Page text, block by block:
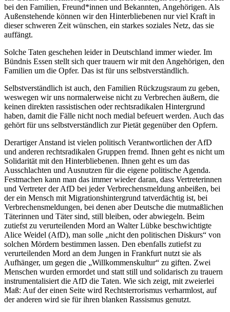
bei den Familien, Freund*innen und Bekannten, Angehörigen. Als
Außenstehende können wir den Hinterbliebenen nur viel Kraft in
dieser schweren Zeit wünschen, ein starkes soziales Netz, das sie
auffängt.
Solche Taten geschehen leider in Deutschland immer wieder. Im
Bündnis Essen stellt sich quer trauern wir mit den Angehörigen, den
Familien um die Opfer. Das ist für uns selbstverständlich.
Selbstverständlich ist auch, den Familien Rückzugsraum zu geben,
weswegen wir uns normalerweise nicht zu Verbrechen äußern, die
keinen direkten rassistischen oder rechtsradikalen Hintergrund
haben, damit die Fälle nicht noch medial befeuert werden. Auch das
gehört für uns selbstverständlich zur Pietät gegenüber den Opfern.
Derartiger Anstand ist vielen politisch Verantwortlichen der AfD
und anderen rechtsradikalen Gruppen fremd. Ihnen geht es nicht um
Solidarität mit den Hinterbliebenen. Ihnen geht es um das
Ausschlachten und Ausnutzen für die eigene politische Agenda.
Festmachen kann man das immer wieder daran, dass Vertreterinnen
und Vertreter der AfD bei jeder Verbrechensmeldung anbeißen, bei
der ein Mensch mit Migrationshintergrund tatverdächtig ist, bei
Verbrechensmeldungen, bei denen aber Deutsche die mutmaßlichen
Täterinnen und Täter sind, still bleiben, oder abwiegeln. Beim
zutiefst zu verurteilenden Mord an Walter Lübke beschwichtigte
Alice Weidel (AfD), man solle „nicht den politischen Diskurs“ von
solchen Mördern bestimmen lassen. Den ebenfalls zutiefst zu
verurteilenden Mord an dem Jungen in Frankfurt nutzt sie als
Aufhänger, um gegen die „Willkommenskultur“ zu giften. Zwei
Menschen wurden ermordet und statt still und solidarisch zu trauern
instrumentalisiert die AfD die Taten. Wie sich zeigt, mit zweierlei
Maß: Auf der einen Seite wird Rechtsterrorismus verharmlost, auf
der anderen wird sie für ihren blanken Rassismus genutzt.